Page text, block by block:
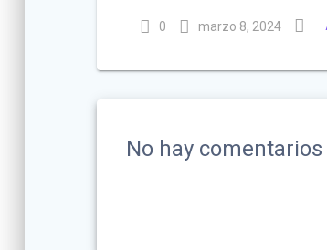
0 marzo 8, 2024
No hay comentarios